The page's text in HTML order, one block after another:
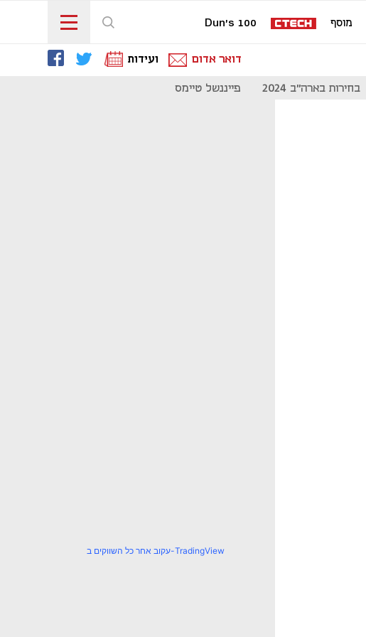
מוסף Dun's 100
דואר אדום ועידות
בחירות בארה"ב 2024 פייננשל טיימס
עקוב אחר כל השווקים ב-TradingView